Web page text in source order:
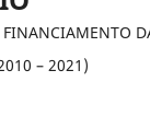
FINANCIAMENTO
– 2021)